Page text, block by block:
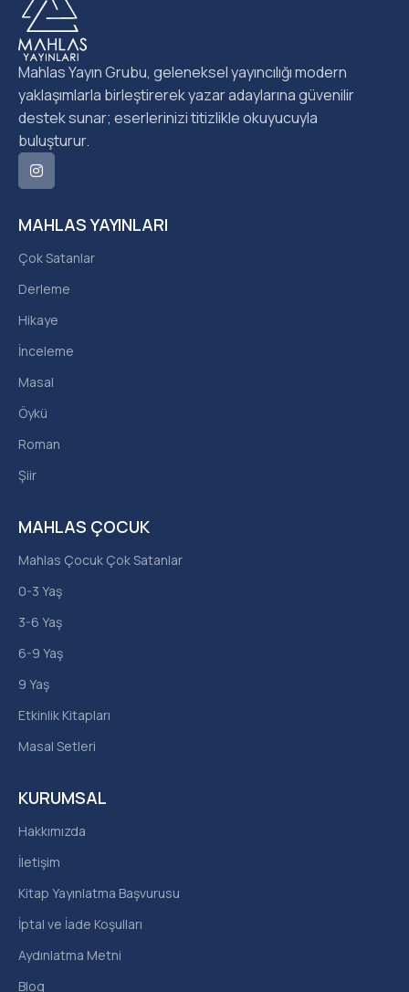
KURUMSAL
Hakkımızda
İletişim
Kitap Yayınlatma Başvurusu
İptal ve İade Koşulları
Aydınlatma Metni
Blog
MAHLAS ÇOCUK
Mahlas Çocuk Çok Satanlar
0-3 Yaş
3-6 Yaş
6-9 Yaş
9 Yaş
Etkinlik Kitapları
Masal Setleri
MAHLAS YAYINLARI
Çok Satanlar
Derleme
Hikaye
İnceleme
Masal
Öykü
Roman
Şiir
Mahlas Yayın Grubu, geleneksel yayıncılığı modern
yaklaşımlarla birleştirerek yazar adaylarına güvenilir
destek sunar; eserlerinizi titizlikle okuyucuyla
buluşturur.